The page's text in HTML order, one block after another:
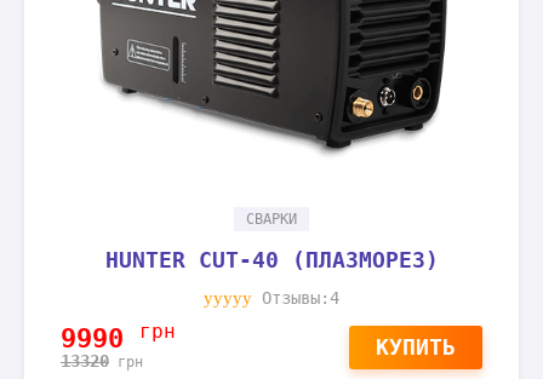
СВАРКИ
HUNTER CUT-40 (ПЛАЗМОРЕЗ)
Отзывы:4
9990 грн
13320 грн
КУПИТЬ